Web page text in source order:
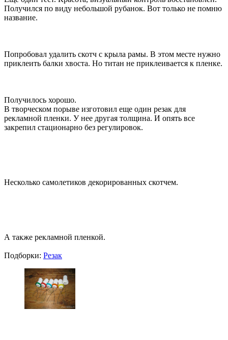
Получился по виду небольшой рубанок. Вот только не помню
название.
Попробовал удалить скотч с крыла рамы. В этом месте нужно
приклеить балки хвоста. Но титан не приклеивается к пленке.
Получилось хорошо.
В творческом порыве изготовил еще один резак для
рекламной пленки. У нее другая толщина. И опять все
закрепил стационарно без регулировок.
Несколько самолетиков декорированных скотчем.
А также рекламной пленкой.
Подборки: Резак